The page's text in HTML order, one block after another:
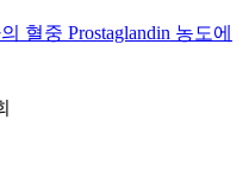
혈중 Prostaglandin 농도에